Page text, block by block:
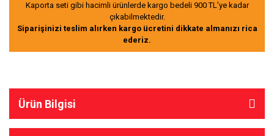
Kaporta seti gibi hacimli ürünlerde kargo bedeli 900 TL’ye kadar
çıkabilmektedir.
Siparişinizi teslim alırken kargo ücretini dikkate almanızı rica
ederiz.
Ürün Bilgisi